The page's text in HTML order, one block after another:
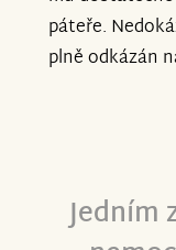
páteře.
plně odkázán
Jedním